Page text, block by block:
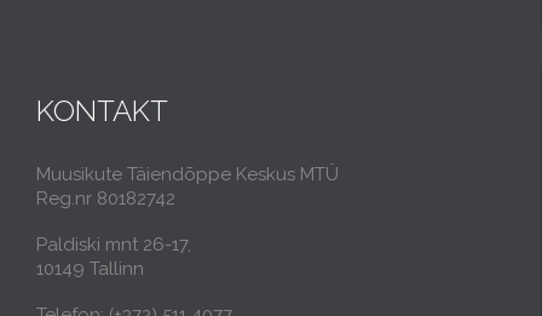
KONTAKT
Muusikute Täiendõppe Keskus MTÜ
Reg.nr 80182742
Paldiski mnt 26-17,
10149 Tallinn